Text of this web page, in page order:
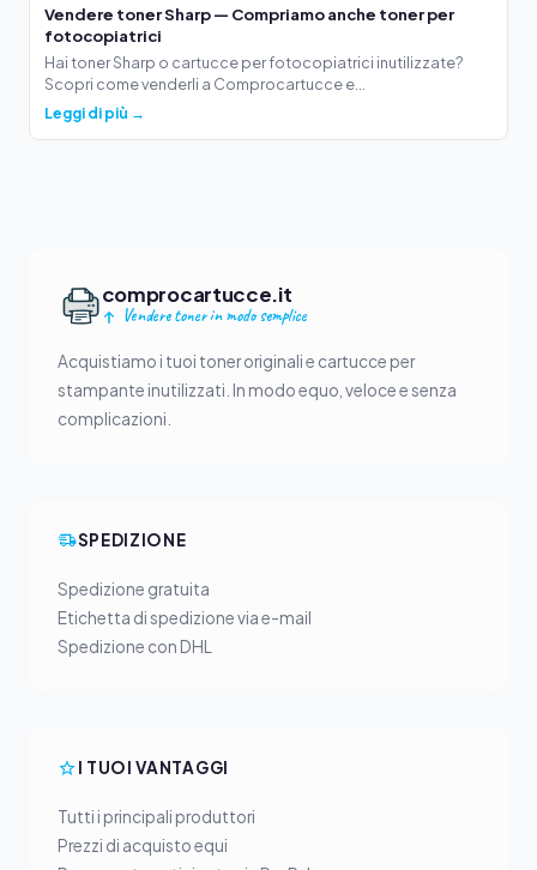
Vendere toner Sharp — Compriamo anche toner per
fotocopiatrici
Hai toner Sharp o cartucce per fotocopiatrici inutilizzate?
Scopri come venderli a Comprocartucce e...
Leggi di più →
comprocartucce.it
Vendere toner in modo semplice
Acquistiamo i tuoi toner originali e cartucce per
stampante inutilizzati. In modo equo, veloce e senza
complicazioni.
SPEDIZIONE
Spedizione gratuita
Etichetta di spedizione via e-mail
Spedizione con DHL
I TUOI VANTAGGI
Tutti i principali produttori
Prezzi di acquisto equi